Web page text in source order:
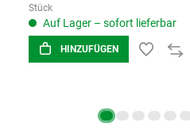
Stück
Auf Lager – sofort lieferbar
HINZUFÜGEN